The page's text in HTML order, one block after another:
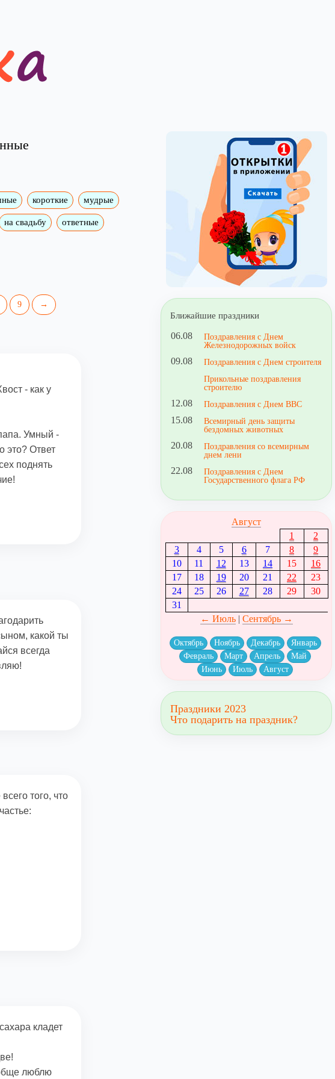
короткие мудрые
на свадьбу ответные
9 →
- как у
Умный -
это? Ответ
поднять
какой ты
всегда
того, что
кладет
люблю
Ближайшие праздники
06.08
Поздравления с Днем
Железнодорожных войск
09.08
Поздравления с Днем строителя
Прикольные поздравления
строителю
12.08 Поздравления с Днем ВВС
15.08
Всемирный день защиты
бездомных животных
20.08
Поздравления со всемирным
днем лени
22.08
Поздравления с Днем
Государственного флага РФ
Август
1
2
3
4 5 6 7 8
9
10
11 12 13 14 15
16
17
18 19 20 21 22
23
24
25 26 27 28 29
30
31
← Июль| Сентябрь →
Октябрь Ноябрь Декабрь
Январь
Февраль
Март Апрель
Май
Июнь
Июль Август
Праздники 2023
Что подарить на праздник?